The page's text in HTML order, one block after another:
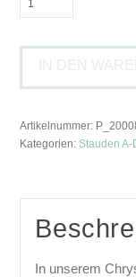
MengeIN DEN
Artikelnummer:
Kategorien: Stauden A-
In unserem